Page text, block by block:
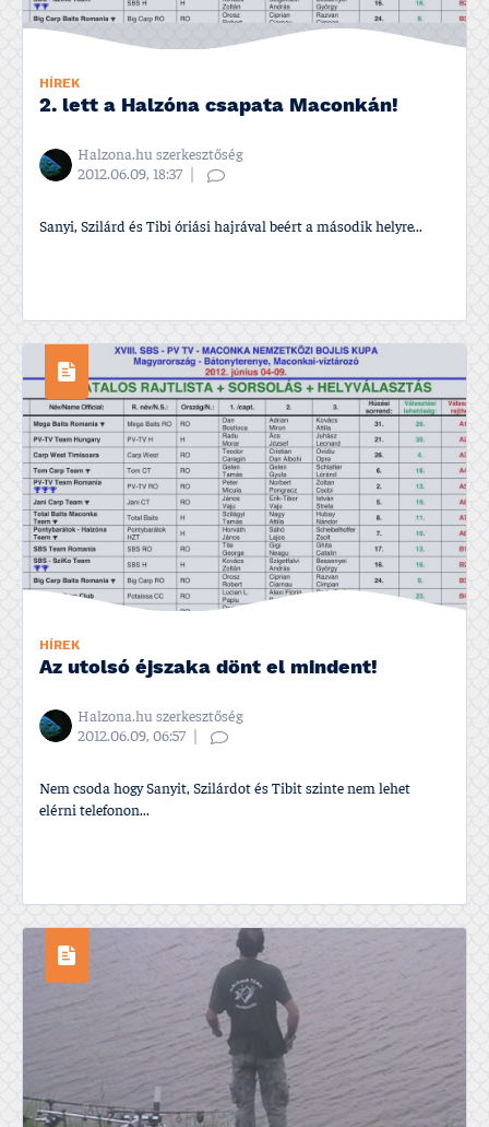
HÍREK
2. lett a Halzóna csapata Maconkán!
Halzona.hu szerkesztőség
2012.06.09, 18:37
Sanyi, Szilárd és Tibi óriási hajrával beért a második helyre...
HÍREK
Az utolsó éjszaka dönt el mindent!
Halzona.hu szerkesztőség
2012.06.09, 06:57
Nem csoda hogy Sanyit, Szilárdot és Tibit szinte nem lehet
elérni telefonon...